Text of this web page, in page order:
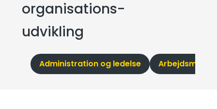
organisations­
udvikling
Administration og ledelse Arbejdsmiljø